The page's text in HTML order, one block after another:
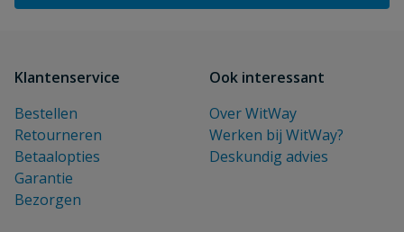
Klantenservice
Bestellen
Retourneren
Betaalopties
Garantie
Bezorgen
Ook interessant
Over WitWay
Werken bij WitWay?
Deskundig advies